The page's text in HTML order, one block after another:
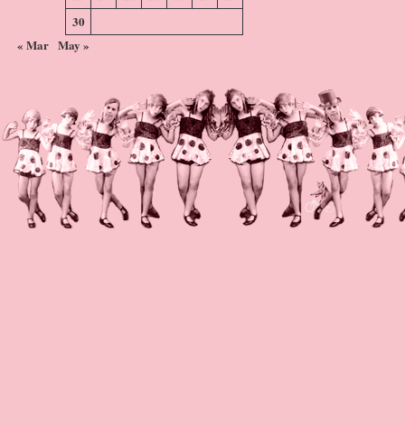
30
« Mar May »